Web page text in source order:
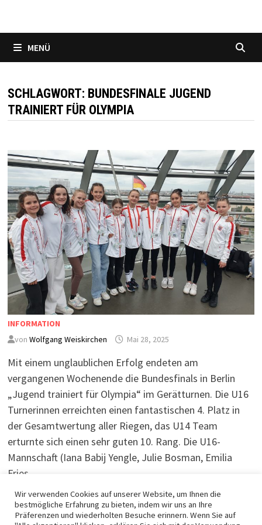
MENÜ
SCHLAGWORT: BUNDESFINALE JUGEND
TRAINIERT FÜR OLYMPIA
INFORMATION
von Wolfgang Weiskirchen Mai 28, 2025
Mit einem unglaublichen Erfolg endeten am
vergangenen Wochenende die Bundesfinals in Berlin
„Jugend trainiert für Olympia“ im Gerätturnen. Die U16
Turnerinnen erreichten einen fantastischen 4. Platz in
der Gesamtwertung aller Riegen, das U14 Team
erturnte sich einen sehr guten 10. Rang. Die U16-
Mannschaft (Iana Babij Yengle, Julie Bosman, Emilia
Fries, …
WEITERLESEN
Wir verwenden Cookies auf unserer Website, um Ihnen die
bestmögliche Erfahrung zu bieten, indem wir uns an Ihre
Präferenzen und wiederholten Besuche erinnern. Wenn Sie auf